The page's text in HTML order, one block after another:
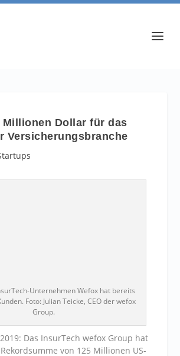
Millionen Dollar für das
Versicherungsbranche
Unternehmen Wefox hat bereits
Foto: Julian Teicke, CEO der wefox
Group.
Das InsurTech wefox Group hat
von 125 Millionen US-